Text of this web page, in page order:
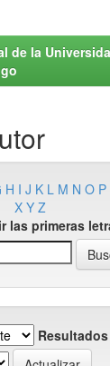
de la
H I J K L M N O P
X Y Z
las primeras